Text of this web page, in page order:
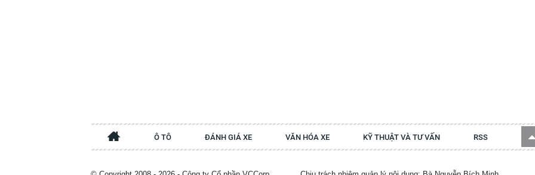
Ô TÔ ĐÁNH GIÁ XE VĂN HÓA XE KỸ THUẬT VÀ TƯ VẤN RSS